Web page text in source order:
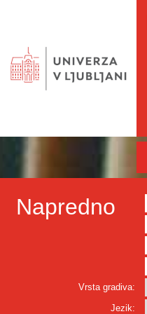
Napredno
Vrsta gradiva:
Jezik: